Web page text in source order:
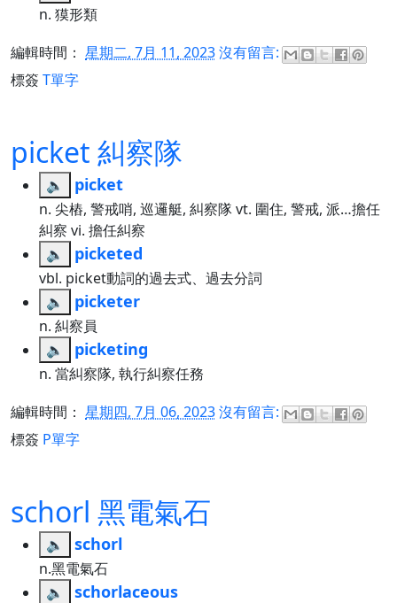
n. 獏形類
編輯時間： 星期二, 7月 11, 2023沒有留言:
標簽 T單字
picket 糾察隊
🔈 picket
n. 尖樁, 警戒哨, 巡邏艇, 糾察隊 vt. 圍住, 警戒, 派…擔任
糾察 vi. 擔任糾察
🔈
picketed
vbl. picket動詞的過去式、過去分詞
🔈
picketer
n. 糾察員
🔈
picketing
n. 當糾察隊, 執行糾察任務
編輯時間： 星期四, 7月 06, 2023沒有留言:
標簽 P單字
schorl 黑電氣石
🔈 schorl
n.黑電氣石
🔈
schorlaceous